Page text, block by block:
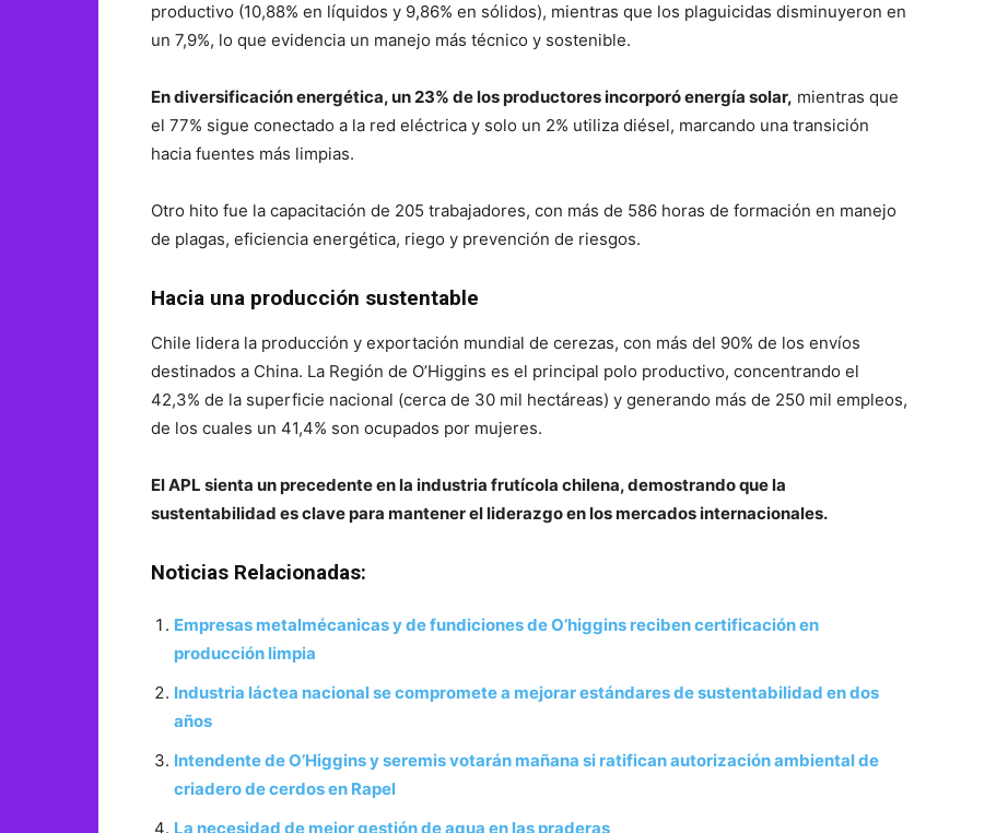
productivo (10,88% en líquidos y 9,86% en sólidos), mientras que los plaguicidas disminuyeron en
un 7,9%, lo que evidencia un manejo más técnico y sostenible.
En diversificación energética, un 23% de los productores incorporó energía solar, mientras que
el 77% sigue conectado a la red eléctrica y solo un 2% utiliza diésel, marcando una transición
hacia fuentes más limpias.
Otro hito fue la capacitación de 205 trabajadores, con más de 586 horas de formación en manejo
de plagas, eficiencia energética, riego y prevención de riesgos.
Hacia una producción sustentable
Chile lidera la producción y exportación mundial de cerezas, con más del 90% de los envíos
destinados a China. La Región de O’Higgins es el principal polo productivo, concentrando el
42,3% de la superficie nacional (cerca de 30 mil hectáreas) y generando más de 250 mil empleos,
de los cuales un 41,4% son ocupados por mujeres.
El APL sienta un precedente en la industria frutícola chilena, demostrando que la
sustentabilidad es clave para mantener el liderazgo en los mercados internacionales.
Noticias Relacionadas:
Empresas metalmécanicas y de fundiciones de O’higgins reciben certificación en
producción limpia
Industria láctea nacional se compromete a mejorar estándares de sustentabilidad en dos
años
Intendente de O’Higgins y seremis votarán mañana si ratifican autorización ambiental de
criadero de cerdos en Rapel
La necesidad de mejor gestión de agua en las praderas